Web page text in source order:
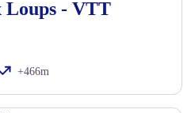
Loups - VTT
+466m